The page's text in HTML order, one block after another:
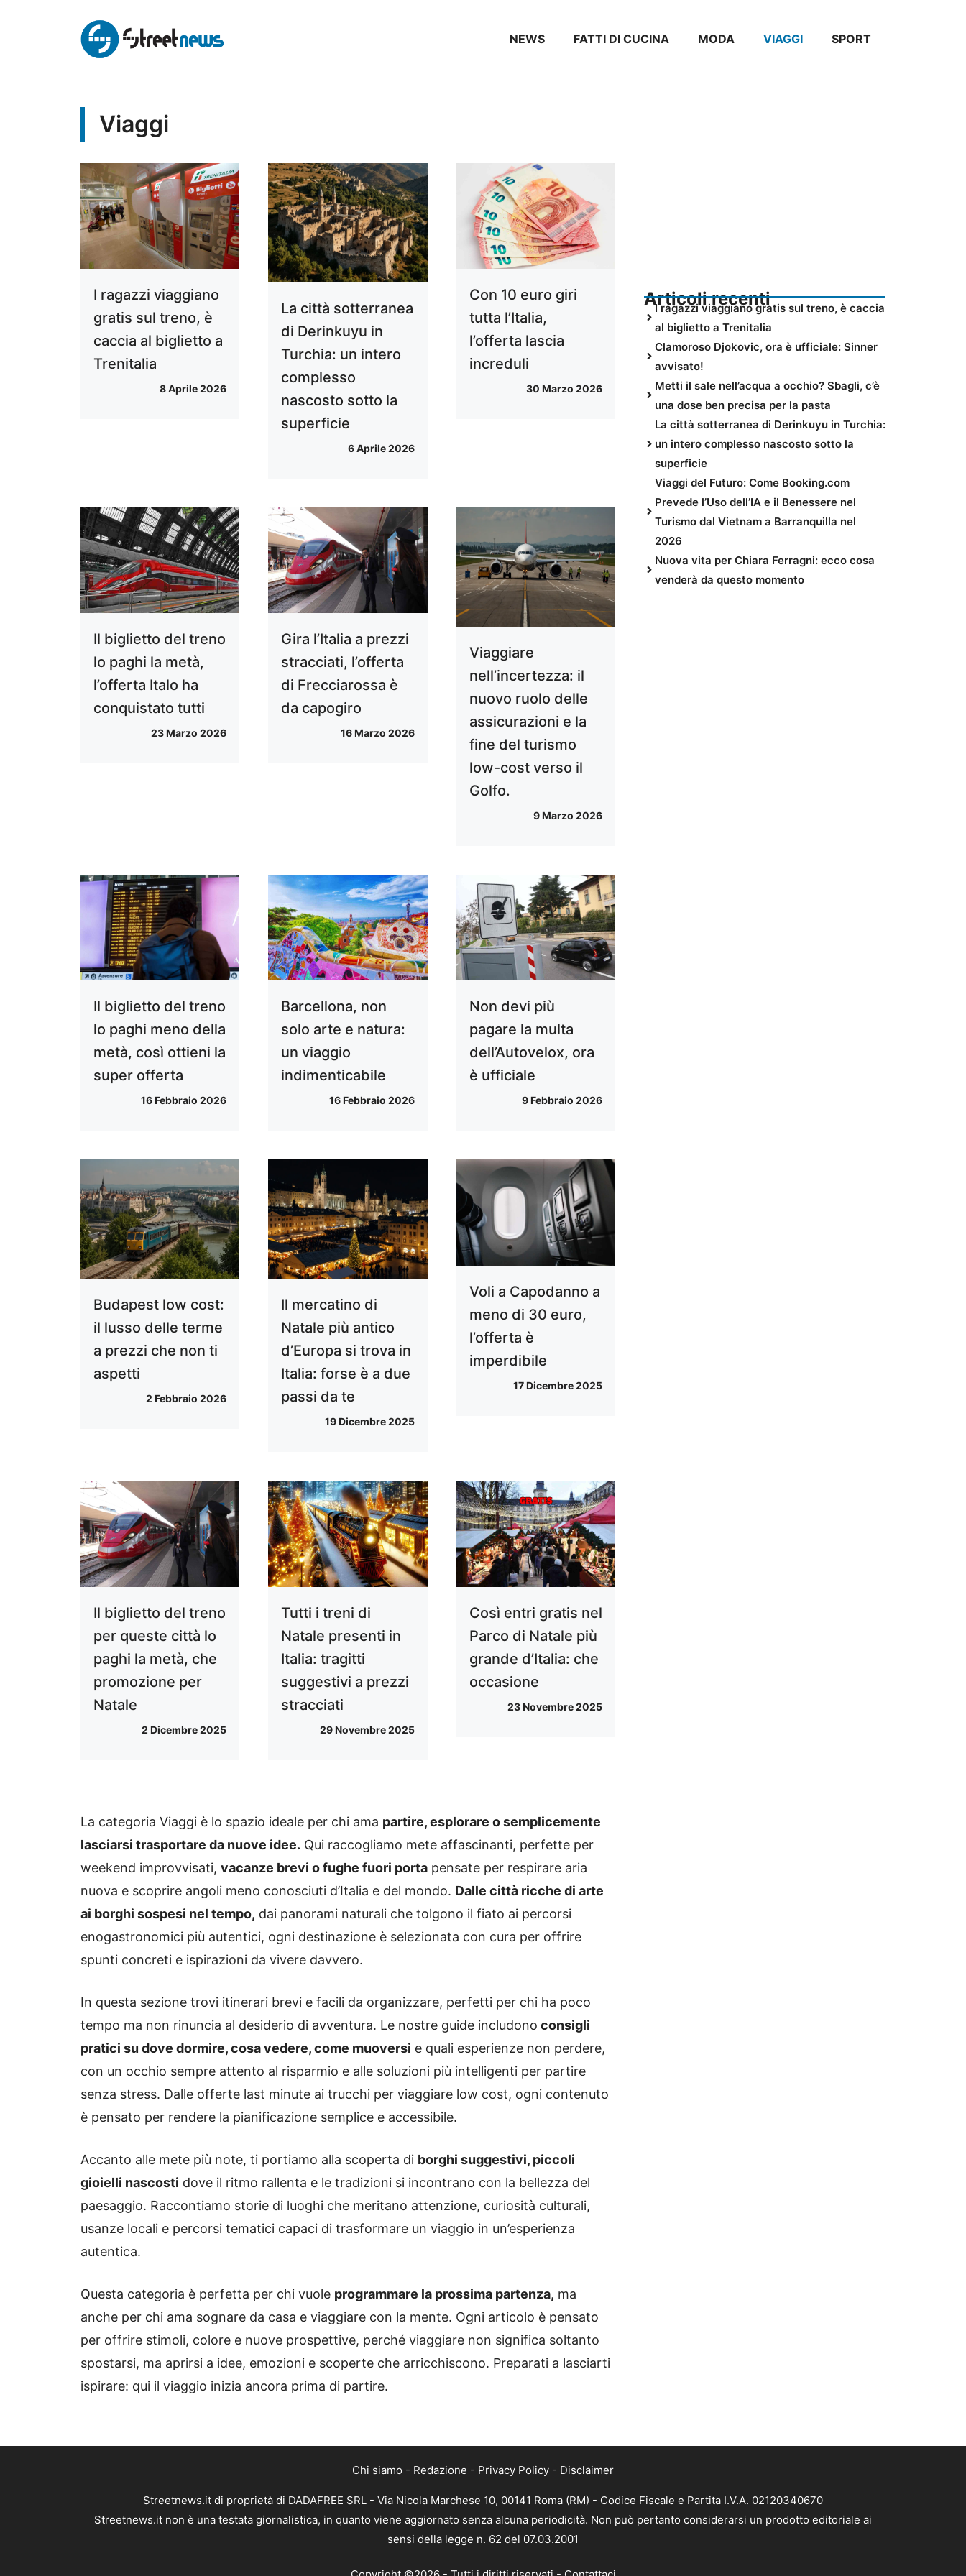
NEWS FATTI DI CUCINA MODA VIAGGI SPORT
Viaggi
I ragazzi viaggiano
gratis sul treno, è
caccia al biglietto a
Trenitalia
8 Aprile 2026
La città sotterranea
di Derinkuyu in
Turchia: un intero
complesso
nascosto sotto la
superficie
6 Aprile 2026
Con 10 euro giri
tutta l’Italia,
l’offerta lascia
increduli
30 Marzo 2026
Il biglietto del treno
lo paghi la metà,
l’offerta Italo ha
conquistato tutti
23 Marzo 2026
Gira l’Italia a prezzi
stracciati, l’offerta
di Frecciarossa è
da capogiro
16 Marzo 2026
Viaggiare
nell’incertezza: il
nuovo ruolo delle
assicurazioni e la
fine del turismo
low-cost verso il
Golfo.
9 Marzo 2026
Il biglietto del treno
lo paghi meno della
metà, così ottieni la
super offerta
16 Febbraio 2026
Barcellona, non
solo arte e natura:
un viaggio
indimenticabile
16 Febbraio 2026
Non devi più
pagare la multa
dell’Autovelox, ora
è ufficiale
9 Febbraio 2026
Budapest low cost:
il lusso delle terme
a prezzi che non ti
aspetti
2 Febbraio 2026
Il mercatino di
Natale più antico
d’Europa si trova in
Italia: forse è a due
passi da te
19 Dicembre 2025
Voli a Capodanno a
meno di 30 euro,
l’offerta è
imperdibile
17 Dicembre 2025
Il biglietto del treno
per queste città lo
paghi la metà, che
promozione per
Natale
2 Dicembre 2025
Tutti i treni di
Natale presenti in
Italia: tragitti
suggestivi a prezzi
stracciati
29 Novembre 2025
Così entri gratis nel
Parco di Natale più
grande d’Italia: che
occasione
23 Novembre 2025
La categoria Viaggi è lo spazio ideale per chi ama partire, esplorare o semplicemente
lasciarsi trasportare da nuove idee. Qui raccogliamo mete affascinanti, perfette per
weekend improvvisati, vacanze brevi o fughe fuori porta pensate per respirare aria
nuova e scoprire angoli meno conosciuti d’Italia e del mondo. Dalle città ricche di arte
ai borghi sospesi nel tempo, dai panorami naturali che tolgono il fiato ai percorsi
enogastronomici più autentici, ogni destinazione è selezionata con cura per offrire
spunti concreti e ispirazioni da vivere davvero.
In questa sezione trovi itinerari brevi e facili da organizzare, perfetti per chi ha poco
tempo ma non rinuncia al desiderio di avventura. Le nostre guide includono consigli
pratici su dove dormire, cosa vedere, come muoversi e quali esperienze non perdere,
con un occhio sempre attento al risparmio e alle soluzioni più intelligenti per partire
senza stress. Dalle offerte last minute ai trucchi per viaggiare low cost, ogni contenuto
è pensato per rendere la pianificazione semplice e accessibile.
Accanto alle mete più note, ti portiamo alla scoperta di borghi suggestivi, piccoli
gioielli nascosti dove il ritmo rallenta e le tradizioni si incontrano con la bellezza del
paesaggio. Raccontiamo storie di luoghi che meritano attenzione, curiosità culturali,
usanze locali e percorsi tematici capaci di trasformare un viaggio in un’esperienza
autentica.
Questa categoria è perfetta per chi vuole programmare la prossima partenza, ma
anche per chi ama sognare da casa e viaggiare con la mente. Ogni articolo è pensato
per offrire stimoli, colore e nuove prospettive, perché viaggiare non significa soltanto
spostarsi, ma aprirsi a idee, emozioni e scoperte che arricchiscono. Preparati a lasciarti
ispirare: qui il viaggio inizia ancora prima di partire.
Articoli recenti
I ragazzi viaggiano gratis sul treno, è caccia
al biglietto a Trenitalia
Clamoroso Djokovic, ora è ufficiale: Sinner
avvisato!
Metti il sale nell’acqua a occhio? Sbagli, c’è
una dose ben precisa per la pasta
La città sotterranea di Derinkuyu in Turchia:
un intero complesso nascosto sotto la
superficie
Viaggi del Futuro: Come Booking.com
Prevede l’Uso dell’IA e il Benessere nel
Turismo dal Vietnam a Barranquilla nel
2026
Nuova vita per Chiara Ferragni: ecco cosa
venderà da questo momento
Chi siamo - Redazione - Privacy Policy - Disclaimer
Streetnews.it di proprietà di DADAFREE SRL - Via Nicola Marchese 10, 00141 Roma (RM) - Codice Fiscale e Partita I.V.A. 02120340670
Streetnews.it non è una testata giornalistica, in quanto viene aggiornato senza alcuna periodicità. Non può pertanto considerarsi un prodotto editoriale ai
sensi della legge n. 62 del 07.03.2001